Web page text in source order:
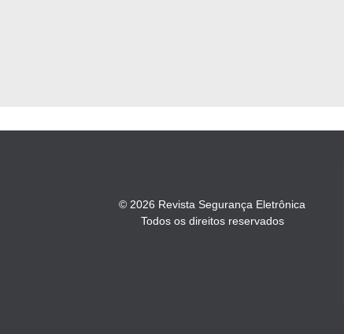
© 2026 Revista Segurança Eletrônica
Todos os direitos reservados